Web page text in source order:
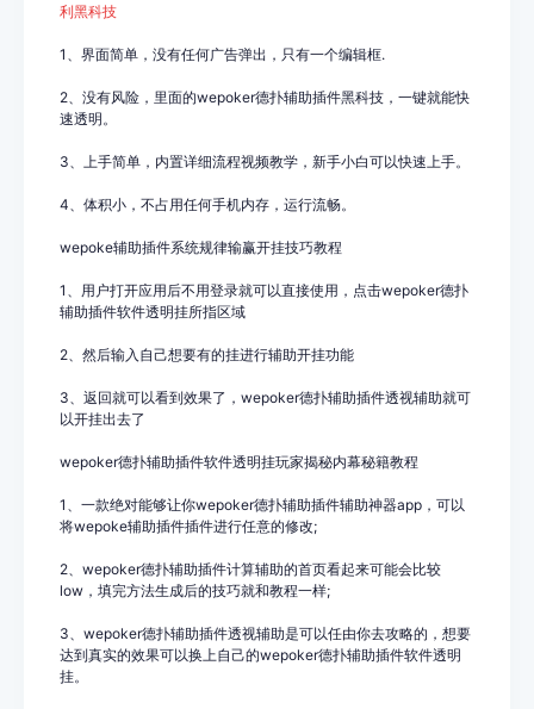
利黑科技
1、界面简单，没有任何广告弹出，只有一个编辑框.
2、没有风险，里面的wepoker德扑辅助插件黑科技，一键就能快
速透明。
3、上手简单，内置详细流程视频教学，新手小白可以快速上手。
4、体积小，不占用任何手机内存，运行流畅。
wepoke辅助插件系统规律输赢开挂技巧教程
1、用户打开应用后不用登录就可以直接使用，点击wepoker德扑
辅助插件软件透明挂所指区域
2、然后输入自己想要有的挂进行辅助开挂功能
3、返回就可以看到效果了，wepoker德扑辅助插件透视辅助就可
以开挂出去了
wepoker德扑辅助插件软件透明挂玩家揭秘内幕秘籍教程
1、一款绝对能够让你wepoker德扑辅助插件辅助神器app，可以
将wepoke辅助插件插件进行任意的修改;
2、wepoker德扑辅助插件计算辅助的首页看起来可能会比较
low ，填完方法生成后的技巧就和教程一样;
3、wepoker德扑辅助插件透视辅助是可以任由你去攻略的，想要
达到真实的效果可以换上自己的wepoker德扑辅助插件软件透明
挂。